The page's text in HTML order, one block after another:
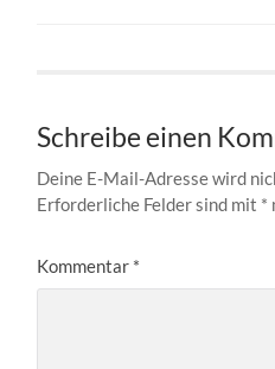
Schreibe einen
Deine E-Mail-Adresse wird
Erforderliche Felder sind mit *
Kommentar *